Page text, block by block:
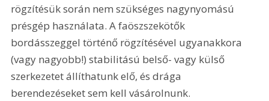
rögzítésük során nem szükséges nagynyomású
présgép használata. A faöszszekötők
bordásszeggel történő rögzítésével ugyanakkora
(vagy nagyobb!) stabilitású belső- vagy külső
szerkezetet állíthatunk elő, és drága
berendezéseket sem kell vásárolnunk.